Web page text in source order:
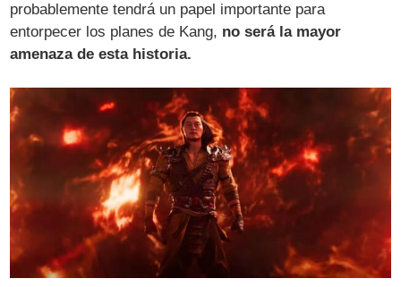
probablemente tendrá un papel importante para
entorpecer los planes de Kang, no será la mayor
amenaza de esta historia.